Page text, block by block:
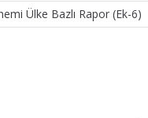
Ülke Bazlı Rapor (Ek-6)